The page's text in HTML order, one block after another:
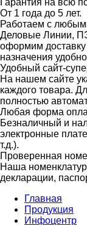
От 1 года до 5 лет.
Работаем с
Деловые Линии,
оформим доставку
назначения
Удобный сайт-
На нашем сайте
каждого товара.
полностью
Любая форма
Безналичный и
электронные
т.д.).
Проверенная
Наша
декларации,
Главная
Продукция
Инфоцентр